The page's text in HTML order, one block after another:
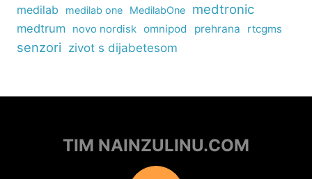
medilab medilab one MedilabOne medtronic
medtrum novo nordisk omnipod prehrana rtcgms
senzori zivot s dijabetesom
TIM NAINZULINU.COM